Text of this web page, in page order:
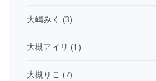
大嶋みく (3)
大槻アイリ (1)
大槻りこ (7)